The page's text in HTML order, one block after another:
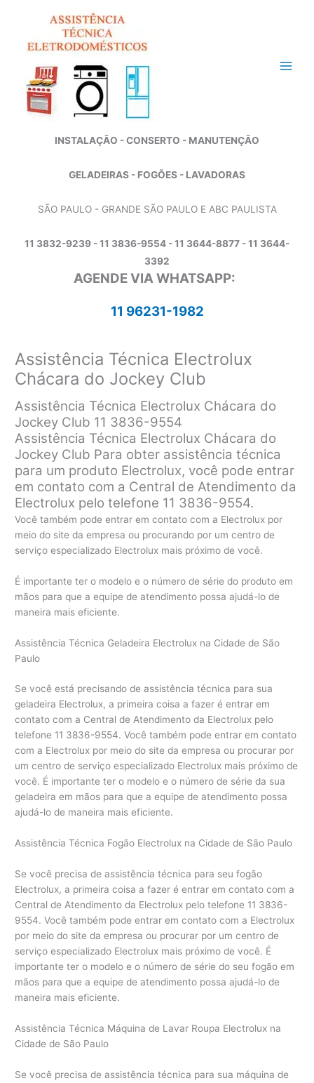
conteúdo
INSTALAÇÃO - CONSERTO - MANUTENÇÃO
GELADEIRAS - FOGÕES - LAVADORAS
SÃO PAULO - GRANDE SÃO PAULO E ABC PAULISTA
11 3832-9239 - 11 3836-9554 - 11 3644-8877 - 11 3644-
3392
AGENDE VIA WHATSAPP:
11 96231-1982
Assistência Técnica Electrolux
Chácara do Jockey Club
Assistência Técnica Electrolux Chácara do
Jockey Club 11 3836-9554
Assistência Técnica Electrolux Chácara do
Jockey Club Para obter assistência técnica
para um produto Electrolux, você pode entrar
em contato com a Central de Atendimento da
Electrolux pelo telefone 11 3836-9554.
Você também pode entrar em contato com a Electrolux por
meio do site da empresa ou procurando por um centro de
serviço especializado Electrolux mais próximo de você.
É importante ter o modelo e o número de série do produto em
mãos para que a equipe de atendimento possa ajudá-lo de
maneira mais eficiente.
Assistência Técnica Geladeira Electrolux na Cidade de São
Paulo
Se você está precisando de assistência técnica para sua
geladeira Electrolux, a primeira coisa a fazer é entrar em
contato com a Central de Atendimento da Electrolux pelo
telefone 11 3836-9554. Você também pode entrar em contato
com a Electrolux por meio do site da empresa ou procurar por
um centro de serviço especializado Electrolux mais próximo de
você. É importante ter o modelo e o número de série da sua
geladeira em mãos para que a equipe de atendimento possa
ajudá-lo de maneira mais eficiente.
Assistência Técnica Fogão Electrolux na Cidade de São Paulo
Se você precisa de assistência técnica para seu fogão
Electrolux, a primeira coisa a fazer é entrar em contato com a
Central de Atendimento da Electrolux pelo telefone 11 3836-
9554. Você também pode entrar em contato com a Electrolux
por meio do site da empresa ou procurar por um centro de
serviço especializado Electrolux mais próximo de você. É
importante ter o modelo e o número de série do seu fogão em
mãos para que a equipe de atendimento possa ajudá-lo de
maneira mais eficiente.
Assistência Técnica Máquina de Lavar Roupa Electrolux na
Cidade de São Paulo
Se você precisa de assistência técnica para sua máquina de